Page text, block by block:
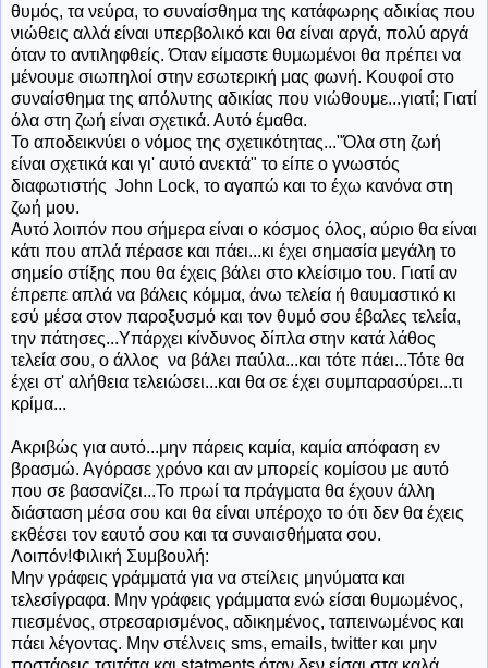
θυμός, τα νεύρα, το συναίσθημα της κατάφωρης αδικίας που
νιώθεις αλλά είναι υπερβολικό και θα είναι αργά, πολύ αργά
όταν το αντιληφθείς. Όταν είμαστε θυμωμένοι θα πρέπει να
μένουμε σιωπηλοί στην εσωτερική μας φωνή. Κουφοί στο
συναίσθημα της απόλυτης αδικίας που νιώθουμε...γιατί; Γιατί
όλα στη ζωή είναι σχετικά. Αυτό έμαθα.
Το αποδεικνύει ο νόμος της σχετικότητας..."Όλα στη ζωή
είναι σχετικά και γι' αυτό ανεκτά" το είπε ο γνωστός
διαφωτιστής John Lock, το αγαπώ και το έχω κανόνα στη
ζωή μου.
Αυτό λοιπόν που σήμερα είναι ο κόσμος όλος, αύριο θα είναι
κάτι που απλά πέρασε και πάει...κι έχει σημασία μεγάλη το
σημείο στίξης που θα έχεις βάλει στο κλείσιμο του. Γιατί αν
έπρεπε απλά να βάλεις κόμμα, άνω τελεία ή θαυμαστικό κι
εσύ μέσα στον παροξυσμό και τον θυμό σου έβαλες τελεία,
την πάτησες...Υπάρχει κίνδυνος δίπλα στην κατά λάθος
τελεία σου, ο άλλος να βάλει παύλα...και τότε πάει...Τότε θα
έχει στ' αλήθεια τελειώσει...και θα σε έχει συμπαρασύρει...τι
κρίμα...
Ακριβώς για αυτό...μην πάρεις καμία, καμία απόφαση εν
βρασμώ. Αγόρασε χρόνο και αν μπορείς κομίσου με αυτό
που σε βασανίζει...Το πρωί τα πράγματα θα έχουν άλλη
διάσταση μέσα σου και θα είναι υπέροχο το ότι δεν θα έχεις
εκθέσει τον εαυτό σου και τα συναισθήματα σου.
Λοιπόν!Φιλική Συμβουλή:
Μην γράφεις γράμματά για να στείλεις μηνύματα και
τελεσίγραφα. Μην γράφεις γράμματα ενώ είσαι θυμωμένος,
πιεσμένος, στρεσαρισμένος, αδικημένος, ταπεινωμένος και
πάει λέγοντας. Μην στέλνεις sms, emails, twitter και μην